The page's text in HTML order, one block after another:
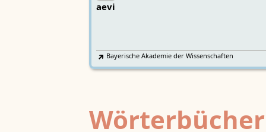
aevi
Bayerische Akademie der Wissenschaften